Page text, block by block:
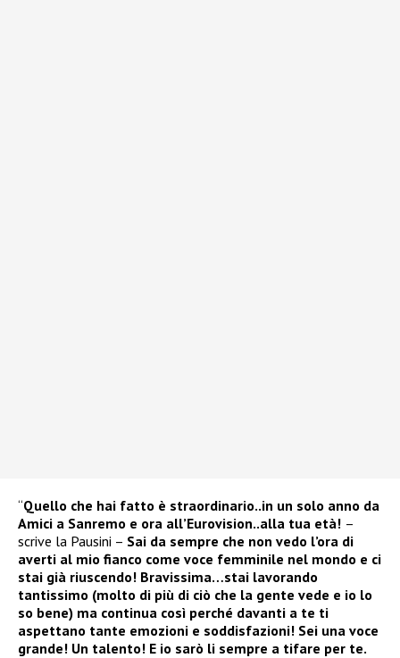
“Quello che hai fatto è straordinario..in un solo anno da
Amici a Sanremo e ora all’Eurovision..alla tua età! –
scrive la Pausini – Sai da sempre che non vedo l’ora di
averti al mio fianco come voce femminile nel mondo e ci
stai già riuscendo! Bravissima…stai lavorando
tantissimo (molto di più di ciò che la gente vede e io lo
so bene) ma continua così perché davanti a te ti
aspettano tante emozioni e soddisfazioni! Sei una voce
grande! Un talento! E io sarò li sempre a tifare per te.